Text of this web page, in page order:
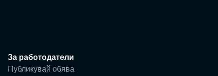
За работодатели
Публикувай обява